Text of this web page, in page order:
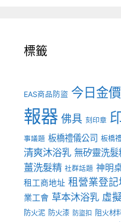
標籤
EAS商品防盜 今日金價
報器 佛具 刻印章
事議題 板橋禮儀公司 板橋
清爽沐浴乳 無矽靈洗髮
薑洗髮精 社群話題 神明
租工商地址 租營業登記
業工會 草本沐浴乳 虛
防火泥 防火漆 防盜扣 阻火材